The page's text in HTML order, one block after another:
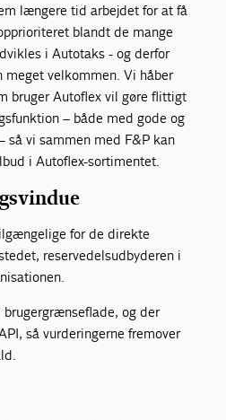
længere tid arbejdet for at få
blandt de mange
i Autotaks - og derfor
meget velkommen. Vi håber
bruger Autoflex vil gøre flittigt
– både med gode og
så vi sammen med F&P kan
i Autoflex-sortimentet.
for de direkte
reservedelsudbyderen i
brugergrænseflade, og der
så vurderingerne fremover